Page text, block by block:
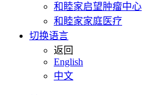
和睦家启望肿瘤中心
和睦家家庭医疗
切换语言
返回
English
中文